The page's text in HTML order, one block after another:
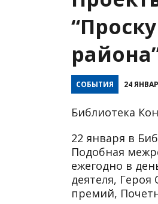
СОБЫТИЯ 24
Библиотека
22 января в
Подобная
ежегодно в
деятеля, Героя
премий,